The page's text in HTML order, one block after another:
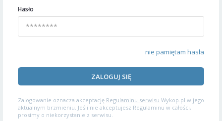
Hasło
nie pamiętam hasła
ZALOGUJ SIĘ
Zalogowanie oznacza akceptację Regulaminu serwisu Wykop.pl w jego
aktualnym brzmieniu. Jeśli nie akceptujesz Regulaminu w całości,
prosimy o niekorzystanie z serwisu.